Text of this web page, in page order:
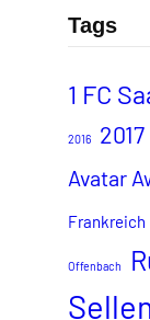
Tags
1 FC
2016 2017
Avatar
Frankreich
Offenbach